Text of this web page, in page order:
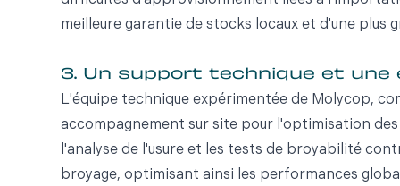
meilleure garantie de stocks locaux et d'une plus
3. Un support technique et une
L'équipe technique expérimentée de Molycop,
accompagnement sur site pour l'optimisation
l'analyse de l'usure et les tests de broyabilité
broyage, optimisant ainsi les performances